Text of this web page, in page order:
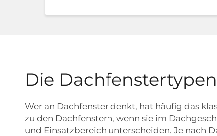
Die
Wer an Dachfenster denkt, hat häufig das
zu den Dachfenstern, wenn sie im
und Einsatzbereich unterscheiden. Je nach